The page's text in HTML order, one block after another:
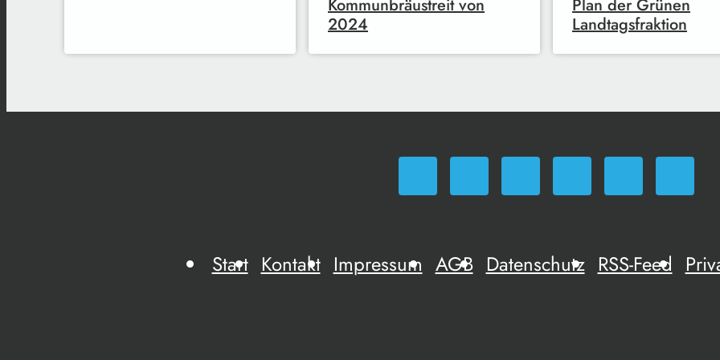
Kommunbräustreit von
2024
Plan der Grünen
Landtagsfraktion
Start Kontakt Impressum AGB Datenschutz RSS-Feed